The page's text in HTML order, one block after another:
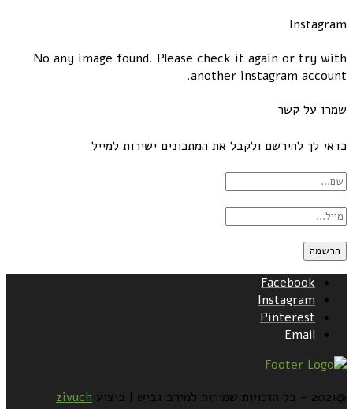
Instagram
No any image found. Please check it again or try with
another instagram account.
שמרו על קשר
כדאי לך להירשם ולקבל את המתכונים ישירות למייל
Facebook
Instagram
Pinterest
Email
@2021 - כל הזכויות שמורות למירב גביש | ביצוע zivuch